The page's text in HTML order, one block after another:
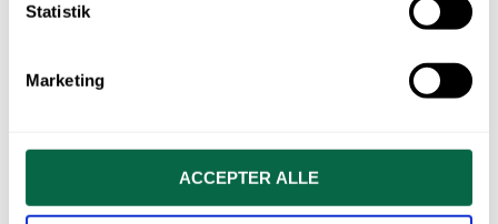
Statistik
Marketing
ACCEPTER ALLE
kr.
Varenr.: PF17155